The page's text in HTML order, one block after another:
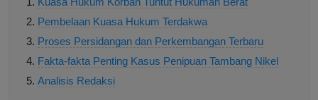
Pembelaan Kuasa Hukum Terdakwa
Proses Persidangan dan Perkembangan Terbaru
Fakta-fakta Penting Kasus Penipuan Tambang Nikel
Analisis Redaksi